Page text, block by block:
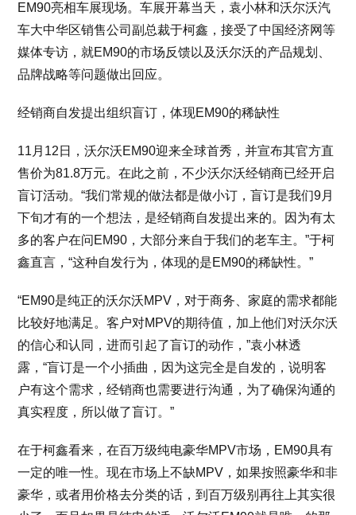
EM90亮相车展现场。车展开幕当天，袁小林和沃尔沃汽
车大中华区销售公司副总裁于柯鑫，接受了中国经济网等
媒体专访，就EM90的市场反馈以及沃尔沃的产品规划、
品牌战略等问题做出回应。
经销商自发提出组织盲订，体现EM90的稀缺性
11月12日，沃尔沃EM90迎来全球首秀，并宣布其官方直
售价为81.8万元。在此之前，不少沃尔沃经销商已经开启
盲订活动。“我们常规的做法都是做小订，盲订是我们9月
下旬才有的一个想法，是经销商自发提出来的。因为有太
多的客户在问EM90，大部分来自于我们的老车主。”于柯
鑫直言，“这种自发行为，体现的是EM90的稀缺性。”
“EM90是纯正的沃尔沃MPV，对于商务、家庭的需求都能
比较好地满足。客户对MPV的期待值，加上他们对沃尔沃
的信心和认同，进而引起了盲订的动作，”袁小林透
露，“盲订是一个小插曲，因为这完全是自发的，说明客
户有这个需求，经销商也需要进行沟通，为了确保沟通的
真实程度，所以做了盲订。”
在于柯鑫看来，在百万级纯电豪华MPV市场，EM90具有
一定的唯一性。现在市场上不缺MPV，如果按照豪华和非
豪华，或者用价格去分类的话，到百万级别再往上其实很